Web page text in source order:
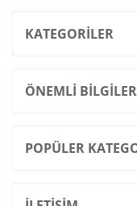
KATEGORİLER
ÖNEMLİ BİLGİLER
POPÜLER